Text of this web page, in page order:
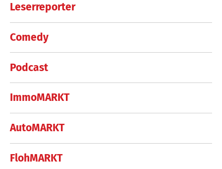
Leserreporter
Comedy
Podcast
ImmoMARKT
AutoMARKT
FlohMARKT